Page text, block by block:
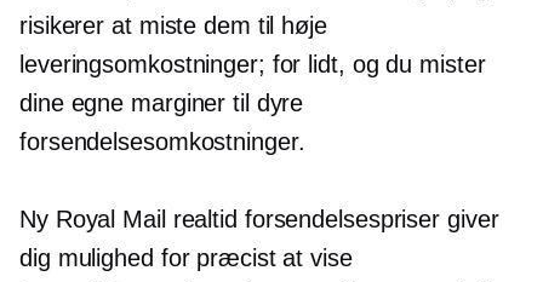
risikerer at miste dem til høje
leveringsomkostninger; for lidt, og du mister
dine egne marginer til dyre
forsendelsesomkostninger.
Ny Royal Mail realtid forsendelsespriser giver
dig mulighed for præcist at vise